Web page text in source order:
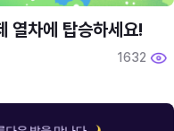
열차에 탑승하세요!
1632